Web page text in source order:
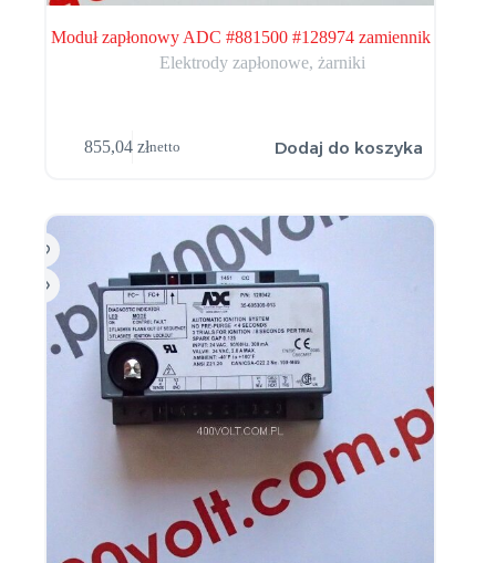
Moduł zapłonowy ADC #881500 #128974 zamiennik
Elektrody zapłonowe, żarniki
855,04złnetto Dodaj do koszyka